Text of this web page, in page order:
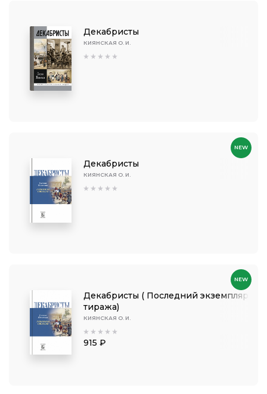
Декабристы
КИЯНСКАЯ О. И.
Декабристы
КИЯНСКАЯ О. И.
NEW
Декабристы ( Последний экземпляр
тиража)
КИЯНСКАЯ О. И.
915 ₽
NEW